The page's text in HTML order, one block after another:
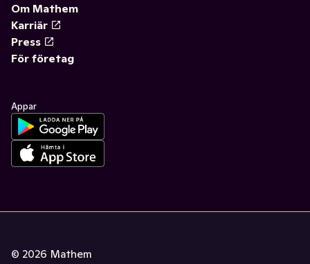
Om Mathem
Karriär
Press
För företag
Appar
© 2026 Mathem